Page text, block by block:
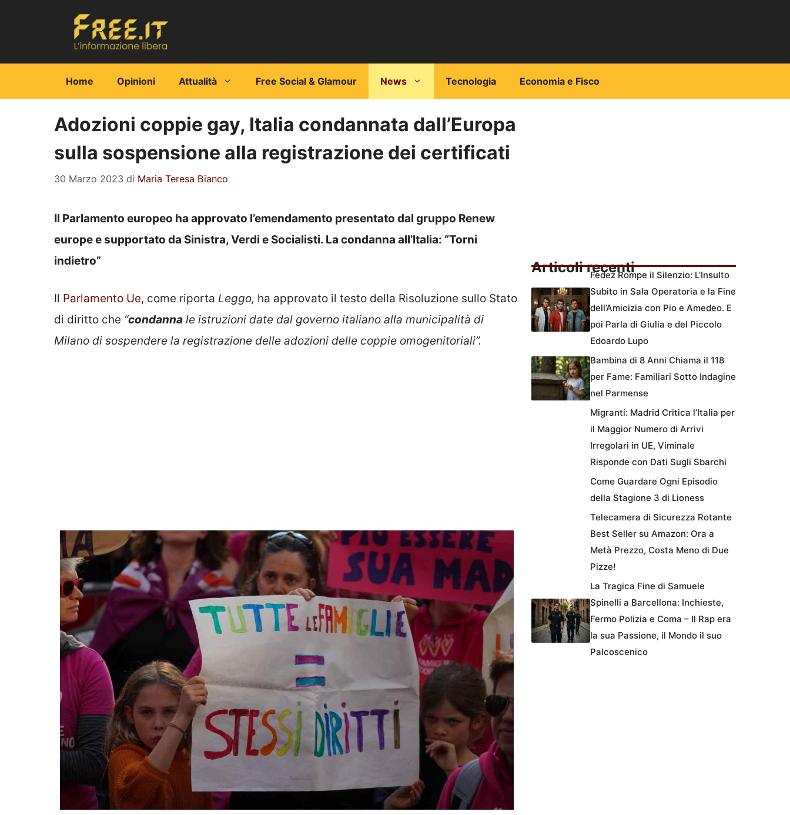
Home Opinioni Attualità Free Social & Glamour News Tecnologia Economia e Fisco
Adozioni coppie gay, Italia condannata dall’Europa
sulla sospensione alla registrazione dei certificati
30 Marzo 2023 di Maria Teresa Bianco
Il Parlamento europeo ha approvato l’emendamento presentato dal gruppo Renew
europe e supportato da Sinistra, Verdi e Socialisti. La condanna all’Italia: “Torni
indietro”
Il Parlamento Ue, come riporta Leggo, ha approvato il testo della Risoluzione sullo Stato
di diritto che “condanna le istruzioni date dal governo italiano alla municipalità di
Milano di sospendere la registrazione delle adozioni delle coppie omogenitoriali”.
Articoli recentiFedez Rompe il Silenzio: L’Insulto
Subito in Sala Operatoria e la Fine
dell’Amicizia con Pio e Amedeo. E
poi Parla di Giulia e del Piccolo
Edoardo Lupo
Bambina di 8 Anni Chiama il 118
per Fame: Familiari Sotto Indagine
nel Parmense
Migranti: Madrid Critica l’Italia per
il Maggior Numero di Arrivi
Irregolari in UE, Viminale
Risponde con Dati Sugli Sbarchi
Come Guardare Ogni Episodio
della Stagione 3 di Lioness
Telecamera di Sicurezza Rotante
Best Seller su Amazon: Ora a
Metà Prezzo, Costa Meno di Due
Pizze!
La Tragica Fine di Samuele
Spinelli a Barcellona: Inchieste,
Fermo Polizia e Coma – Il Rap era
la sua Passione, il Mondo il suo
Palcoscenico